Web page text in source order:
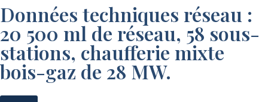
Données techniques réseau :
20 500 ml de réseau, 58 sous-
stations, chaufferie mixte
bois-gaz de 28 MW.